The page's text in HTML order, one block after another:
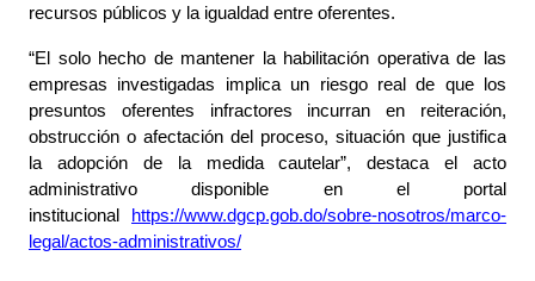
recursos públicos y la igualdad entre oferentes.
“El solo hecho de mantener la habilitación operativa de las
empresas investigadas implica un riesgo real de que los
presuntos oferentes infractores incurran en reiteración,
obstrucción o afectación del proceso, situación que justifica
la adopción de la medida cautelar”, destaca el acto
administrativo disponible en el portal
institucional https://www.dgcp.gob.do/sobre-nosotros/marco-
legal/actos-administrativos/